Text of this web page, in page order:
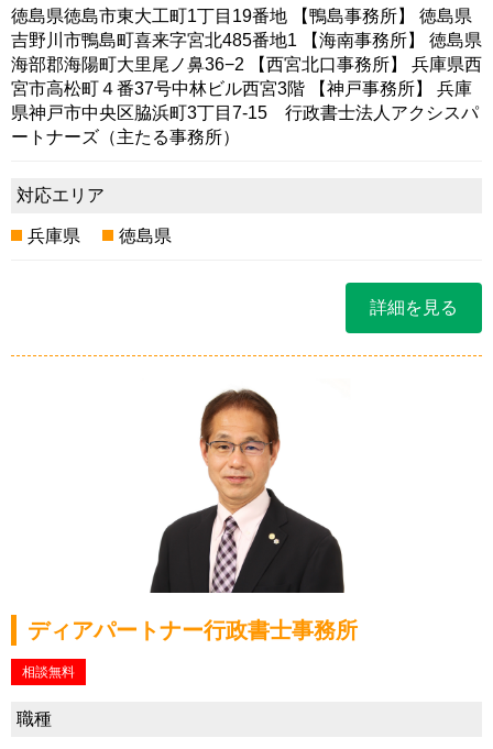
徳島県徳島市東大工町1丁目19番地 【鴨島事務所】 徳島県
吉野川市鴨島町喜来字宮北485番地1 【海南事務所】 徳島県
海部郡海陽町大里尾ノ鼻36−2 【西宮北口事務所】 兵庫県西
宮市高松町４番37号中林ビル西宮3階 【神戸事務所】 兵庫
県神戸市中央区脇浜町3丁目7-15 行政書士法人アクシスパ
ートナーズ（主たる事務所）
対応エリア
兵庫県 徳島県
詳細を見る
ディアパートナー行政書士事務所
相談無料
職種